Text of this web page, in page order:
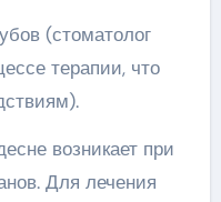
(стоматолог
терапии, что
возникает при
Для лечения